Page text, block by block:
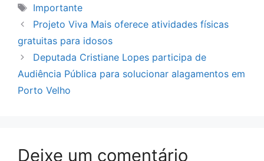
Tags
Importante
Projeto Viva Mais oferece atividades físicas
gratuitas para idosos
Deputada Cristiane Lopes participa de
Audiência Pública para solucionar alagamentos em
Porto Velho
Deixe um comentário